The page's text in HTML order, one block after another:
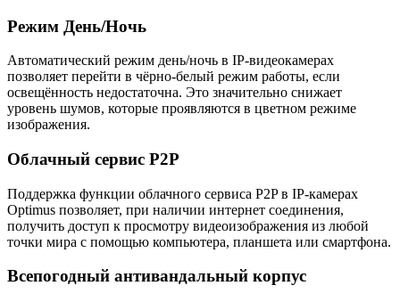
Режим День/Ночь
Автоматический режим день/ночь в IP-видеокамерах
позволяет перейти в чёрно-белый режим работы, если
освещённость недостаточна. Это значительно снижает
уровень шумов, которые проявляются в цветном режиме
изображения.
Облачный сервис P2P
Поддержка функции облачного сервиса P2P в IP-камерах
Optimus позволяет, при наличии интернет соединения,
получить доступ к просмотру видеоизображения из любой
точки мира с помощью компьютера, планшета или смартфона.
Всепогодный антивандальный корпус